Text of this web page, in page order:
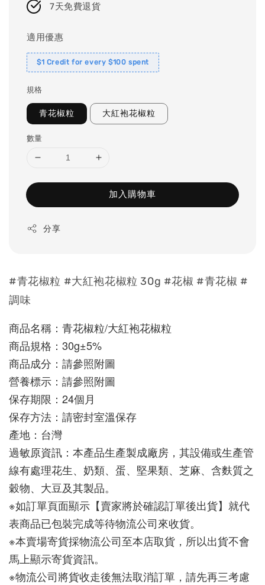
7天免費退貨
適用優惠
$1 Credit for every $100 spent
規格
青花椒粒 大紅袍花椒粒
數量
加入購物車
分享
#青花椒粒 #大紅袍花椒粒 30g #花椒 #青花椒 #
調味
商品名稱：青花椒粒/大紅袍花椒粒
商品規格：30g±5%
商品成分：請參照附圖
營養標示：請參照附圖
保存期限：24個月
保存方法：請密封室溫保存
產地：台灣
過敏原資訊：本產品生產製成廠房，其設備或生產管
線有處理花生、奶類、蛋、堅果類、芝麻、含麩質之
穀物、大豆及其製品。
※如訂單頁面顯示【賣家將於確認訂單後出貨】就代
表商品已包裝完成等待物流公司來收貨。
※本賣場寄貨採物流公司至本店取貨，所以出貨不會
馬上顯示寄貨資訊。
※物流公司將貨收走後無法取消訂單，請先再三考慮